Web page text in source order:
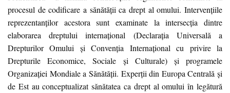
procesul de codificare a sănătății ca drept al omului. Intervențiile
reprezentanților acestora sunt examinate la intersecția dintre
elaborarea dreptului internațional (Declarația Universală a
Drepturilor Omului și Convenția Internațional cu privire la
Drepturile Economice, Sociale și Culturale) și programele
Organizației Mondiale a Sănătății. Experții din Europa Centrală și
de Est au conceptualizat sănătatea ca drept al omului în legătură